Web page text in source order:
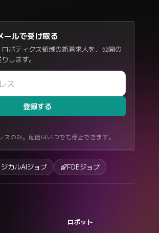
ールで受け取る
ボティクス領域の新着求人を、公開の
します。
登録する
スのみ。配信はいつでも停止できます。
ジカルAIジョブ FDEジョブ
ロボット